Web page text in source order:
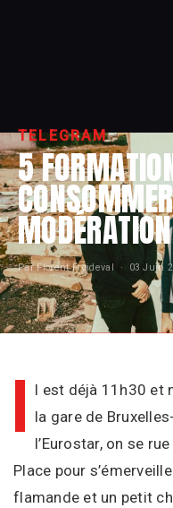
TELEGRAM
5
MODÉRATION
Par Florent Froideval · 03 Juin
I l est déjà 11h30 et
la gare de
l’Eurostar, on se
Place pour
flamande et un petit